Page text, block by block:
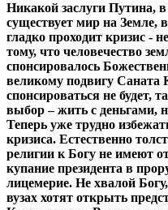
Никакой заслуги Путина,
существует мир на Земле,
гладко проходит кризис -
тому, что человечество
спонсировалось
великому подвигу
спонсироваться не будет,
выбор – жить с деньгами,
Теперь уже трудно
кризиса. Естественно
религии к Богу не имеют
купание президента в
лицемерие. Не хвалой
вузах хотят открыть